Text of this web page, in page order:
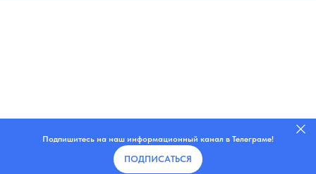
Подпишитесь на наш информационный канал в Телеграме!
ПОДПИСАТЬСЯ